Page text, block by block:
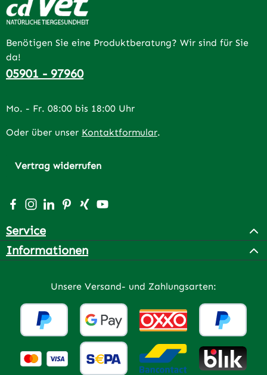
Benötigen Sie eine Produktberatung? Wir sind für Sie
da!
05901 - 97960
Mo. - Fr. 08:00 bis 18:00 Uhr
Oder über unser Kontaktformular.
Vertrag widerrufen
Besuche uns auf Facebook – öffnet in neuem Tab
Schau auf Instagram vorbei – öffnet in neuem Tab
Vernetze dich mit uns auf LinkedIn – öffnet in
Lass dich auf Pinterest inspirieren – öffnet
Vernetze dich mit uns auf Xing – öffnet
Sieh dir unsere Videos auf YouTube
Service
Informationen
Unsere Versand- und Zahlungsarten: